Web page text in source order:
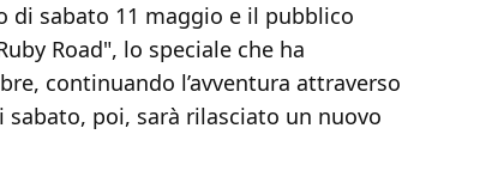
di sabato 11 maggio e il pubblico
Road", lo speciale che ha
continuando l’avventura attraverso
poi, sarà rilasciato un nuovo